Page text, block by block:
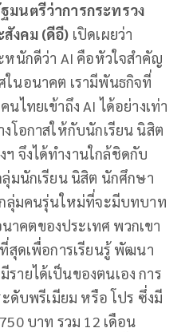
มนตรีว่าการกระทรวง
งคม (ดีอี) เปิดเผยว่า
หนักดีว่า AI คือหัวใจสำคัญ
ในอนาคต เรามีพันธกิจที่
นไทยเข้าถึง AI ได้อย่างเท่า
งโอกาสให้กับนักเรียน นิสิต
จึงได้ทำงานใกล้ชิดกับ
ลุ่มนักเรียน นิสิต นักศึกษา
ลุ่มคนรุ่นใหม่ที่จะมีบทบาท
าคตของประเทศ พวกเขา
สุดเพื่อการเรียนรู้ พัฒนา
ายได้เป็นของตนเอง การ
ะดับพรีเมียม หรือ โปร ซึ่งมี
บาท รวม 12 เดือน